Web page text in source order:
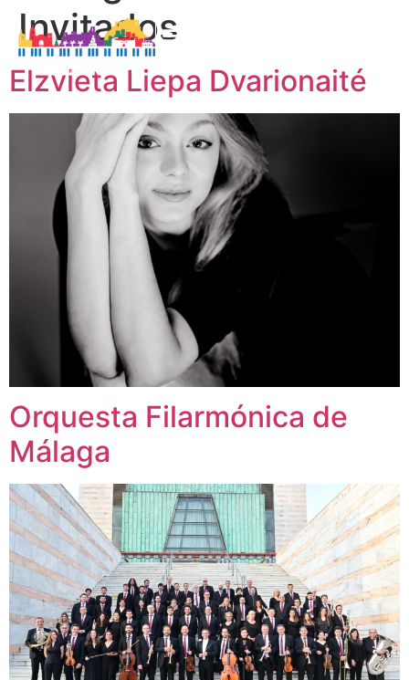
Invitados
Elzvieta Liepa Dvarionaité
Orquesta Filarmónica de
Málaga